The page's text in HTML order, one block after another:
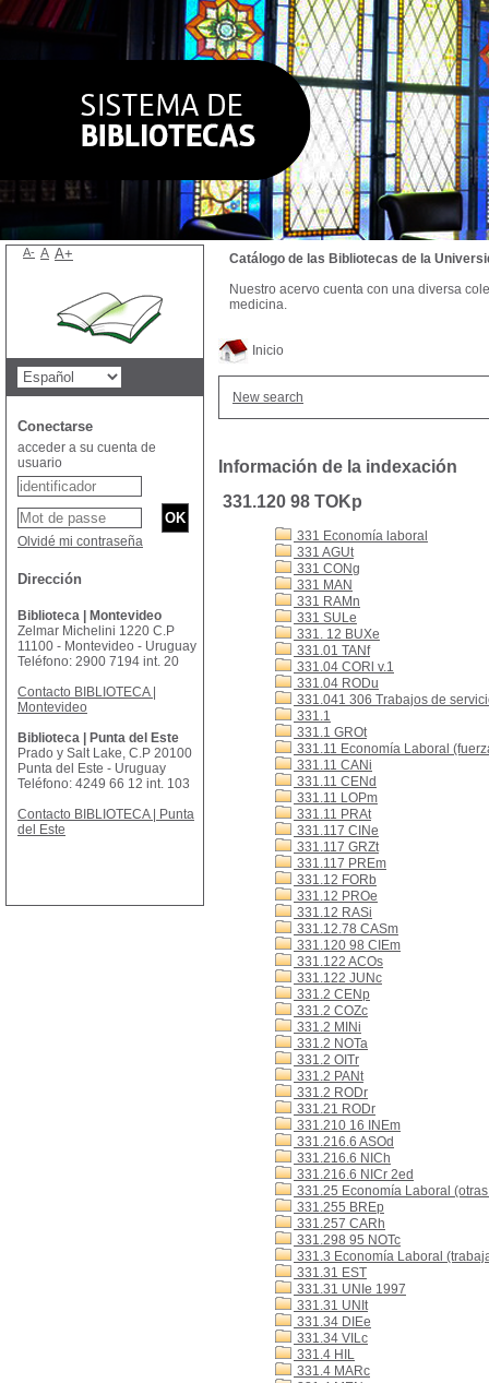
Inicio
New search
Información de la indexación
331.120 98 TOKp
331 Economía laboral
331 AGUt
331 CONg
331 MAN
331 RAMn
331 SULe
331. 12 BUXe
331.01 TANf
331.04 CORl v.1
331.04 RODu
331.041 306 Trabajos de
331.1
331.1 GROt
331.11 Economía Laboral
331.11 CANi
331.11 CENd
331.11 LOPm
331.11 PRAt
331.117 CINe
331.117 GRZt
331.117 PREm
331.12 FORb
331.12 PROe
331.12 RASi
331.12.78 CASm
331.120 98 CIEm
331.122 ACOs
331.122 JUNc
331.2 CENp
331.2 COZc
331.2 MINi
331.2 NOTa
331.2 OITr
331.2 PANt
331.2 RODr
331.21 RODr
331.210 16 INEm
331.216.6 ASOd
331.216.6 NICh
331.216.6 NICr 2ed
331.25 Economía Laboral
331.255 BREp
331.257 CARh
331.298 95 NOTc
331.3 Economía Laboral
331.31 EST
331.31 UNIe 1997
331.31 UNIt
331.34 DIEe
331.34 VILc
331.4 HIL
331.4 MARc
Catálogo de las Bibliotecas de la
Nuestro acervo cuenta con una diversa
medicina.
A- A A+
Conectarse
acceder a su cuenta de
usuario
Olvidé mi contraseña
Dirección
Biblioteca | Montevideo
Zelmar Michelini 1220 C.P
11100 - Montevideo - Uruguay
Teléfono: 2900 7194 int. 20
Contacto BIBLIOTECA |
Montevideo
Biblioteca | Punta del Este
Prado y Salt Lake, C.P 20100
Punta del Este - Uruguay
Teléfono: 4249 66 12 int. 103
Contacto BIBLIOTECA | Punta
del Este